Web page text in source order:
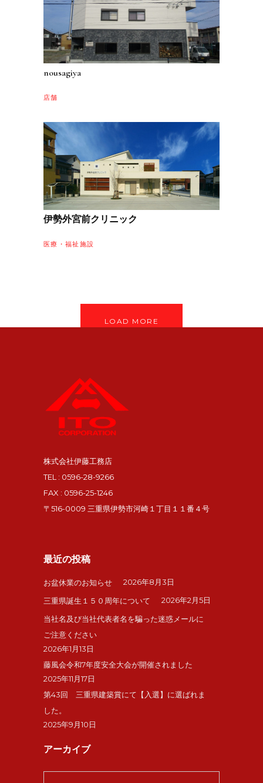
nousagiya
店舗
伊勢外宮前クリニック
医療・福祉施設
LOAD MORE
株式会社伊藤工務店
TEL : 0596-28-9266
FAX : 0596-25-1246
〒516-0009 三重県伊勢市河崎１丁目１１番４号
最近の投稿
お盆休業のお知らせ
2026年8月3日
三重県誕生１５０周年について
2026年2月5日
当社名及び当社代表者名を騙った迷惑メールに
ご注意ください
2026年1月13日
藤風会令和7年度安全大会が開催されました
2025年11月17日
第43回 三重県建築賞にて【入選】に選ばれま
した。
2025年9月10日
アーカイブ
ア